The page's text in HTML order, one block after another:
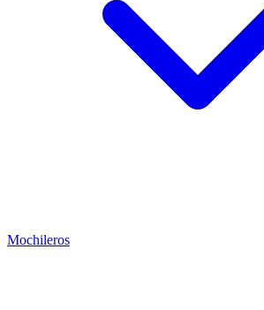
Mochileros